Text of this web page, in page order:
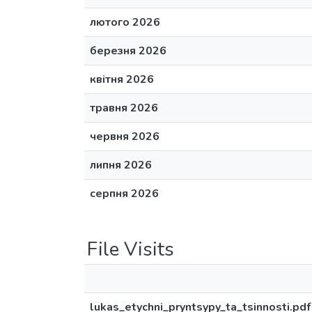
лютого 2026
березня 2026
квітня 2026
травня 2026
червня 2026
липня 2026
серпня 2026
File Visits
lukas_etychni_pryntsypy_ta_tsinnosti.pdf